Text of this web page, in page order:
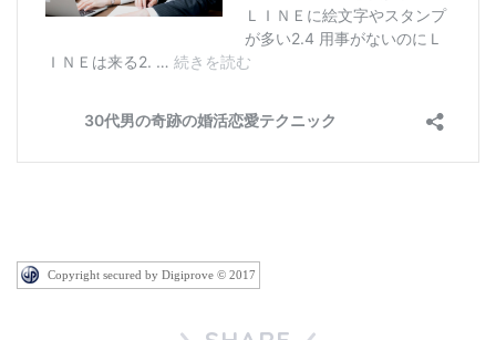
Copyright secured by Digiprove © 2017